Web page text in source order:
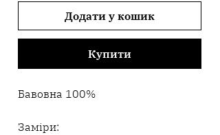
Додати у кошик
Купити
Бавовна 100%
Заміри: